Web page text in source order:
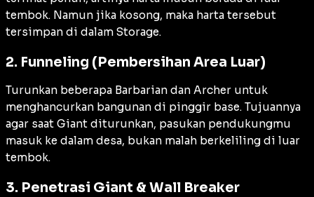
tembok. Namun jika kosong, maka harta tersebut
tersimpan di dalam Storage.
2. Funneling (Pembersihan Area Luar)
Turunkan beberapa Barbarian dan Archer untuk
menghancurkan bangunan di pinggir base. Tujuannya
agar saat Giant diturunkan, pasukan pendukungmu
masuk ke dalam desa, bukan malah berkeliling di luar
tembok.
3. Penetrasi Giant & Wall Breaker